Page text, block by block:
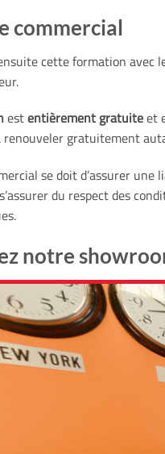
commercial
cette formation avec
estentièrement gratuiteet
renouveler gratuitement
se doit d’assurer
du respect des
notre